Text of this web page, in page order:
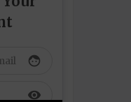
face
visibility